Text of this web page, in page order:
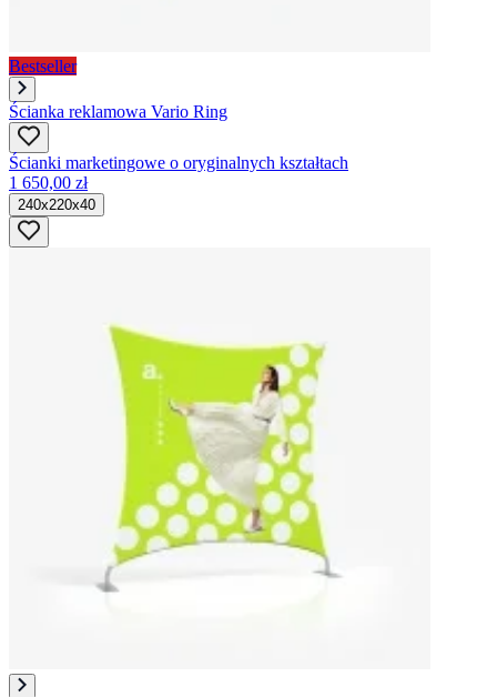
Bestseller
Ścianka reklamowa Vario Ring
Ścianki marketingowe o oryginalnych kształtach
1 650,00 zł
240x220x40